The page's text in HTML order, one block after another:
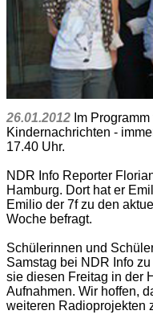
26.01.2012 Im
Kindernachrichten -
17.40 Uhr.
NDR Info Reporter
Hamburg. Dort hat er
Emilio der 7f zu den
Woche befragt.
Schülerinnen und
Samstag bei NDR Info
sie diesen Freitag in der
Aufnahmen. Wir hoffen,
weiteren Radioprojekten